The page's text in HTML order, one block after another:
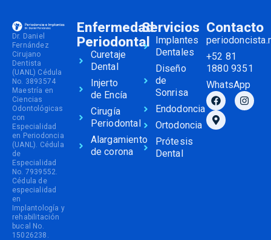
Dr. Daniel
Fernández
Cirujano
Dentista
(UANL) Cédula
No. 3893574
Maestría en
Ciencias
Odontológicas
con
Especialidad
en Periodoncia
(UANL). Cédula
de
Especialidad
No. 7939552.
Cédula de
especialidad
en
Implantología y
rehabilitación
bucal No.
15026238.
Enfermedad
Periodontal
Curetaje
Dental
Injerto
de Encía
Cirugía
Periodontal
Alargamiento
de corona
Servicios
Implantes
Dentales
Diseño
de
Sonrisa
Endodoncia
Ortodoncia
Prótesis
Dental
Contacto
+52 81
1880 9351
WhatsApp